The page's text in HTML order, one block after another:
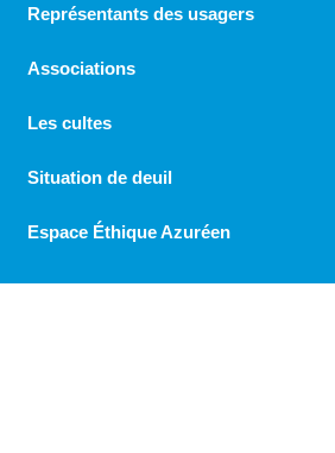
Représentants des usagers
Associations
Les cultes
Situation de deuil
Espace Éthique Azuréen